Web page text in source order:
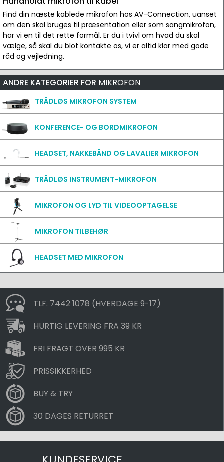
Find din næste kablede mikrofon hos AV-Connection, uanset
om den skal bruges til præsentation eller som sangmikrofon,
har vi en til det rette formål. Er du i tvivl om hvad du skal
vælge, så skal du blot kontakte os, vi er altid klar med gode
råd og vejledning.
ANDRE KATEGORIER FOR MIKROFON
TRÅDLØS MIKROFON SYSTEM
KONFERENCE- OG BORDMIKROFON
HEADSET, NAKKEBÅND OG LAVALIER MIKROFON
TRÅDLØS INSTRUMENT-MIKROFON
MIKROFON OG LYD TIL VIDEOOPTAGELSE
MIKROFON TILBEHØR
HEADSET MED MIKROFON
TLF. 7442 1078 (HVERDAGE 9-17)
HURTIG LEVERING FRA 39 KR
FRI FRAGT OVER 995 KR
PRISSIKKERHED
BUY & TRY
30 DAGES RETURRET